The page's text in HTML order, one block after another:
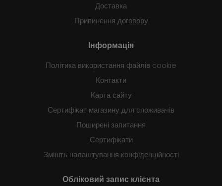
Доставка
Припинення договору
Інформація
Політика використання файлів cookie
Контакти
Карта сайту
Сертифікат магазину для споживачів
Поширені запитання
Сертифікати
Змініть налаштування конфіденційності
Обліковий запис клієнта